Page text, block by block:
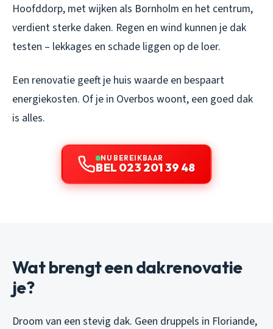
Hoofddorp, met wijken als Bornholm en het centrum,
verdient sterke daken. Regen en wind kunnen je dak
testen – lekkages en schade liggen op de loer.
Een renovatie geeft je huis waarde en bespaart
energiekosten. Of je in Overbos woont, een goed dak
is alles.
NU BEREIKBAAR
BEL 023 201 39 48
Wat brengt een dakrenovatie
je?
Droom van een stevig dak. Geen druppels in Floriande,